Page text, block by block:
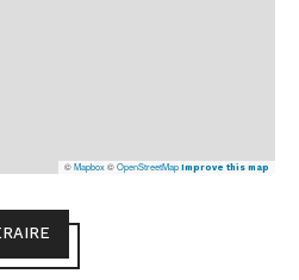
©Mapbox©OpenStreetMap Improve this map